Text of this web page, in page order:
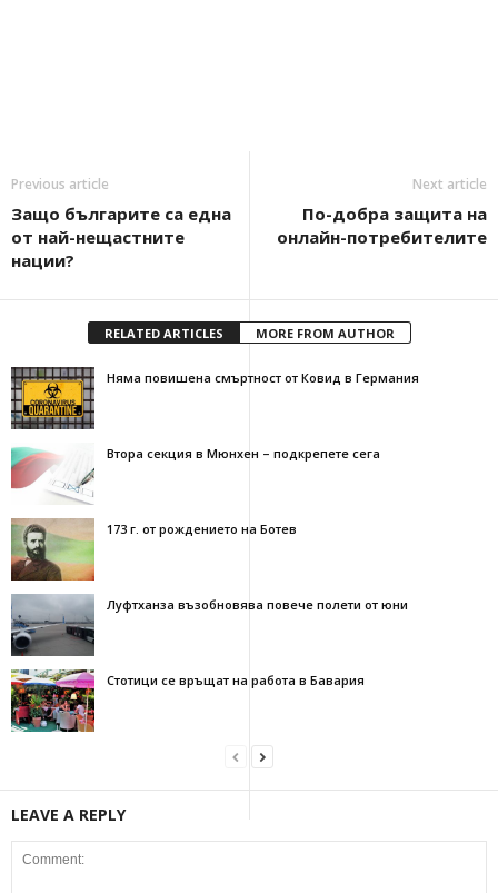
Previous article
Защо българите са една
от най-нещастните
нации?
Next article
По-добра защита на
онлайн-потребителите
RELATED ARTICLES MORE FROM AUTHOR
Няма повишена смъртност от Ковид в Германия
Втора секция в Мюнхен – подкрепете сега
173 г. от рождението на Ботев
Луфтханза възобновява повече полети от юни
Стотици се връщат на работа в Бавария
LEAVE A REPLY